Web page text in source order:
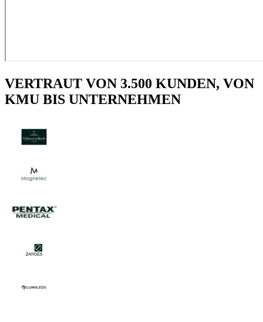
VERTRAUT VON 3.500 KUNDEN, VON
KMU BIS UNTERNEHMEN